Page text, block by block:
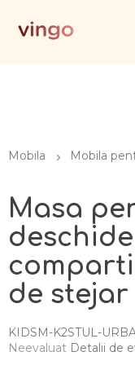
conținut
Mobila Mobila
Masa
de stejar
KIDSM-K2STUL-
Evaluarea
Neevaluat Detalii de